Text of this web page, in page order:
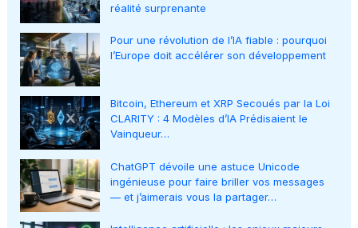
réalité surprenante
Pour une révolution de l’IA fiable : pourquoi
l’Europe doit accélérer son développement
Bitcoin, Ethereum et XRP Secoués par la Loi
CLARITY : 4 Modèles d’IA Prédisaient le
Vainqueur…
ChatGPT dévoile une astuce Unicode
ingénieuse pour faire briller vos messages
— et j’aimerais vous la partager…